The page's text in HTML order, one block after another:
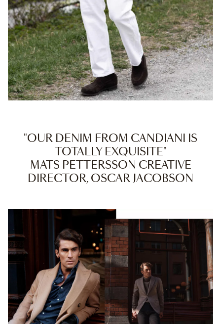
"OUR DENIM FROM CANDIANI IS
TOTALLY EXQUISITE"
MATS PETTERSSON CREATIVE
DIRECTOR, OSCAR JACOBSON